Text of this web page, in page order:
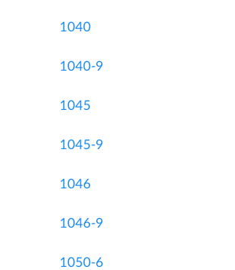
1040
1040-9
1045
1045-9
1046
1046-9
1050-6